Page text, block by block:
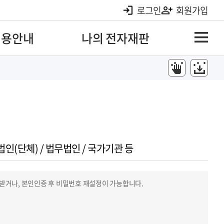
로그인 회원가입
안내 나의 전자재판
인(단체) / 법무법인 / 국가기관 등
거나, 본인인증 후 비밀번호 재설정이 가능합니다.